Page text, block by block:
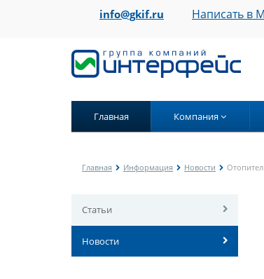
info@gkif.ru Написать в
Главная Компания
Главная Информация Новости
Статьи
Новости